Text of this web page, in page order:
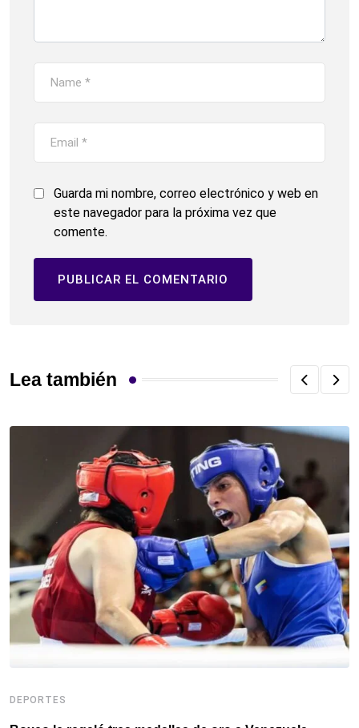
Guarda mi nombre, correo electrónico y web en
este navegador para la próxima vez que
comente.
Lea también
DEPORTES